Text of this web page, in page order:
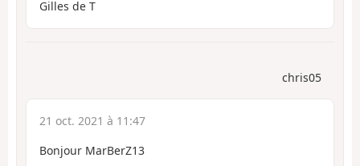
Gilles de T
chris05
21 oct. 2021 à 11:47
Bonjour MarBerZ13